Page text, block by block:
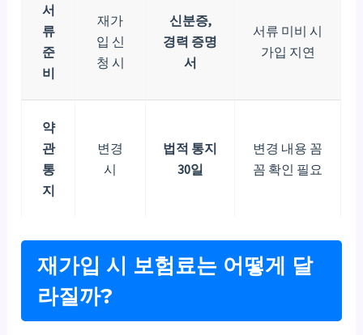
서
류
준
비
재가
입 신
청 시
신분증,
경력 증명
서
서류 미비 시
가입 지연
약
관
통
지
변경
시
법적 통지
30일
변경 내용 꼼
꼼 확인 필요
재가입 시 보험료는 어떻게 달
라질까?